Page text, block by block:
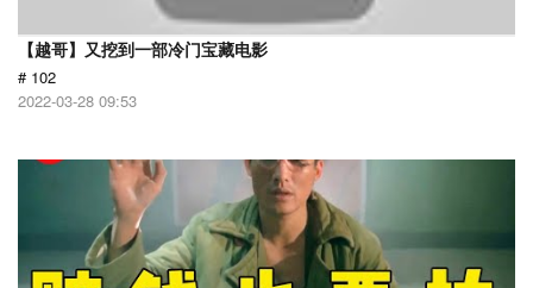
【越哥】又挖到一部冷门宝藏电影
# 102
2022-03-28 09:53